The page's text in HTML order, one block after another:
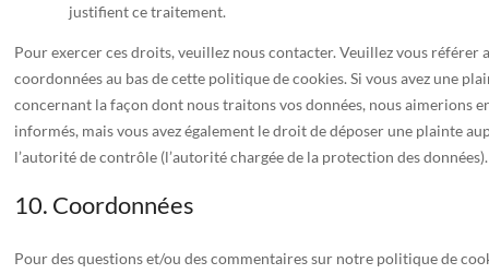
justifient ce traitement.
Pour exercer ces droits, veuillez nous contacter. Veuillez vous référer
coordonnées au bas de cette politique de cookies. Si vous avez une
concernant la façon dont nous traitons vos données, nous aimerions
informés, mais vous avez également le droit de déposer une plainte
l’autorité de contrôle (l’autorité chargée de la protection des données).
10. Coordonnées
Pour des questions et/ou des commentaires sur notre politique de